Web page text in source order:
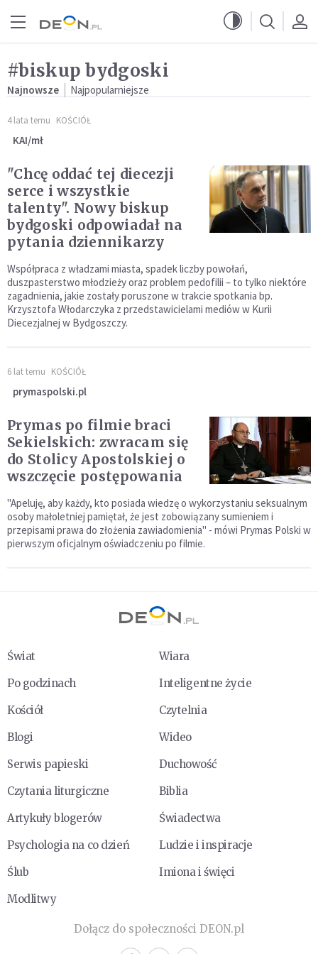
#biskup bydgoski
Najnowsze Najpopularniejsze
4 lata temu KOŚCIÓŁ
KAI/mł
"Chcę oddać tej diecezji
serce i wszystkie
talenty". Nowy biskup
bydgoski odpowiadał na
pytania dziennikarzy
Współpraca z władzami miasta, spadek liczby powołań,
duszpasterstwo młodzieży oraz problem pedofilii – to tylko niektóre
zagadnienia, jakie zostały poruszone w trakcie spotkania bp.
Krzysztofa Włodarczyka z przedstawicielami mediów w Kurii
Diecezjalnej w Bydgoszczy.
6 lat temu KOŚCIÓŁ
prymaspolski.pl
Prymas po filmie braci
Sekielskich: zwracam się
do Stolicy Apostolskiej o
wszczęcie postępowania
"Apeluję, aby każdy, kto posiada wiedzę o wykorzystaniu seksualnym
osoby małoletniej pamiętał, że jest zobowiązany sumieniem i
przepisami prawa do złożenia zawiadomienia" - mówi Prymas Polski w
pierwszym oficjalnym oświadczeniu po filmie.
Świat
Wiara
Po godzinach
Inteligentne życie
Kościół
Czytelnia
Blogi
Wideo
Serwis papieski
Duchowość
Czytania liturgiczne
Biblia
Artykuły blogerów
Świadectwa
Psychologia na co dzień
Ludzie i inspiracje
Ślub
Imiona i święci
Modlitwy
Dołącz do społeczności DEON.pl